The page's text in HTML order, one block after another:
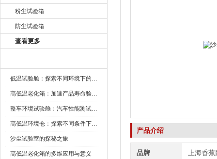
粉尘试验箱
防尘试验箱
查看更多
低温试验舱：探索不同环境下的科技边界
高低温老化箱：加速产品寿命验证的可靠伙伴
整车环境试验舱：汽车性能测试的设备
高低温环境仓：探索不同条件下的科学奥秘
沙尘试验室的探秘之旅
高低温老化箱的多维应用与意义
产品介绍
品牌 上海香